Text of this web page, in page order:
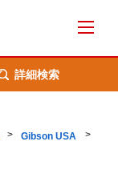
詳細検索
Gibson USA